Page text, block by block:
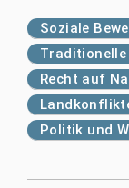
Soziale
Traditionelle
Recht auf
Politik und